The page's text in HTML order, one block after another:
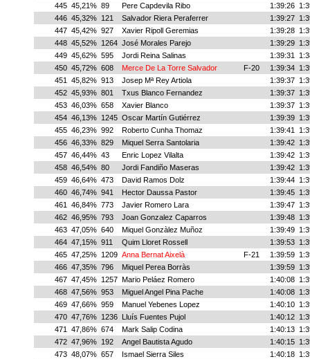
445 45,21% 89 Pere Capdevila Ribo 1:39:26
446 45,32% 121 Salvador Riera Peraferrer 1:39:27
447 45,42% 927 Xavier Ripoll Geremias 1:39:28
448 45,52% 1264 José Morales Parejo 1:39:29
449 45,62% 595 Jordi Reina Salinas 1:39:31
450 45,72% 608 Merce De La Torre Salvador F-20 1:39:34
451
45,82% 913 Josep Mª Rey Artiola 1:39:37
452 45,93% 801 Txus Blanco Fernandez 1:39:37
453 46,03% 658 Xavier Blanco 1:39:37
454 46,13% 1245 Oscar Martín Gutiérrez 1:39:39
455 46,23% 992 Roberto Cunha Thomaz 1:39:41
456 46,33% 829 Miquel Serra Santolaria 1:39:42
457 46,44% 43 Enric Lopez Vilalta 1:39:42
458 46,54% 80 Jordi Fandiño Maseras 1:39:42
459 46,64% 473 David Ramos Dolz 1:39:44
460 46,74% 941 Hector Daussa Pastor 1:39:45
461
46,84% 773 Javier Romero Lara 1:39:47
462 46,95% 793 Joan Gonzalez Caparros 1:39:48
463 47,05% 640 Miquel Gonzàlez Muñoz 1:39:49
464 47,15% 911 Quim Lloret Rossell 1:39:53
465 47,25% 1209 Anna Bernat Aixelà F-21 1:39:59
466 47,35% 796 Miquel Perea Borràs 1:39:59
467 47,45% 1257 Mario Peláez Romero 1:40:08
468 47,56% 953 Miguel Angel Pina Pache 1:40:08
469 47,66% 959 Manuel Yebenes Lopez 1:40:10
470 47,76% 1236 Lluís Fuentes Pujol 1:40:12
471
47,86% 674 Mark Salip Codina 1:40:13
472 47,96% 192 Angel Bautista Agudo 1:40:15
473 48,07% 657 Ismael Sierra Siles 1:40:18